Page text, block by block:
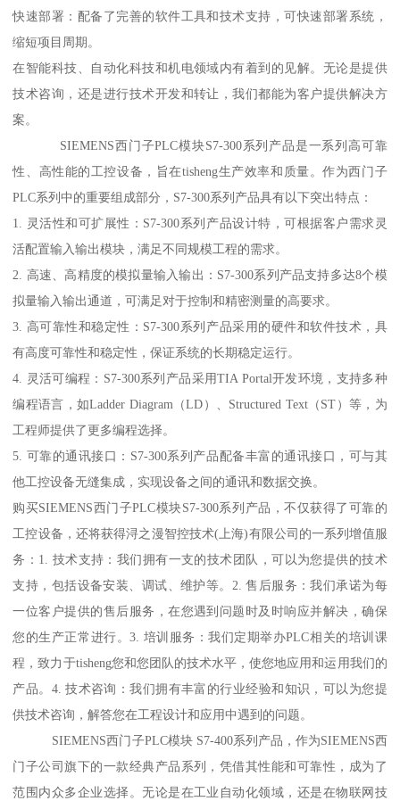
快速部署：配备了完善的软件工具和技术支持，可快速部署系统，
缩短项目周期。
在智能科技、自动化科技和机电领域内有着到的见解。无论是提供
技术咨询，还是进行技术开发和转让，我们都能为客户提供解决方
案。
SIEMENS西门子PLC模块S7-300系列产品是一系列高可靠
性、高性能的工控设备，旨在tisheng生产效率和质量。作为西门子
PLC系列中的重要组成部分，S7-300系列产品具有以下突出特点：
1. 灵活性和可扩展性：S7-300系列产品设计特，可根据客户需求灵
活配置输入输出模块，满足不同规模工程的需求。
2. 高速、高精度的模拟量输入输出：S7-300系列产品支持多达8个模
拟量输入输出通道，可满足对于控制和精密测量的高要求。
3. 高可靠性和稳定性：S7-300系列产品采用的硬件和软件技术，具
有高度可靠性和稳定性，保证系统的长期稳定运行。
4. 灵活可编程：S7-300系列产品采用TIA Portal开发环境，支持多种
编程语言，如Ladder Diagram（LD）、Structured Text（ST）等，为
工程师提供了更多编程选择。
5. 可靠的通讯接口：S7-300系列产品配备丰富的通讯接口，可与其
他工控设备无缝集成，实现设备之间的通讯和数据交换。
购买SIEMENS西门子PLC模块S7-300系列产品，不仅获得了可靠的
工控设备，还将获得浔之漫智控技术(上海)有限公司的一系列增值服
务：1. 技术支持：我们拥有一支的技术团队，可以为您提供的技术
支持，包括设备安装、调试、维护等。2. 售后服务：我们承诺为每
一位客户提供的售后服务，在您遇到问题时及时响应并解决，确保
您的生产正常进行。3. 培训服务：我们定期举办PLC相关的培训课
程，致力于tisheng您和您团队的技术水平，使您地应用和运用我们的
产品。4. 技术咨询：我们拥有丰富的行业经验和知识，可以为您提
供技术咨询，解答您在工程设计和应用中遇到的问题。
SIEMENS西门子PLC模块 S7-400系列产品，作为SIEMENS西
门子公司旗下的一款经典产品系列，凭借其性能和可靠性，成为了
范围内众多企业选择。无论是在工业自动化领域，还是在物联网技